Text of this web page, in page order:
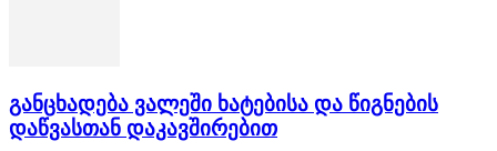
განცხადება ვალეში ხატებისა და წიგნების
დაწვასთან დაკავშირებით